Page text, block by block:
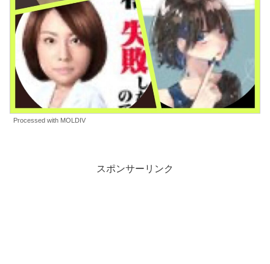
Processed with MOLDIV
スポンサーリンク